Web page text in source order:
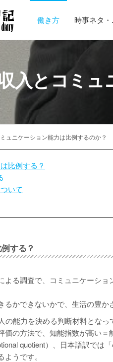
働き方 時事ネタ
入とコミュ
ュニケーション能力は比例するのか？
比例する？
いて
する？
よる調査で、コミュニケーシ
かできないかで、生活の豊か
能力を決める判断材料となっ
の方法で、知能指数が高い＝
quotient）、日本語訳では
うです。